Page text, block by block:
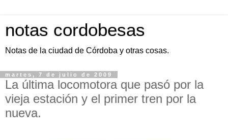
notas cordobesas
Notas de la ciudad de Córdoba y otras cosas.
martes, 7 de julio de 2009
La última locomotora que pasó por la
vieja estación y el primer tren por la
nueva.